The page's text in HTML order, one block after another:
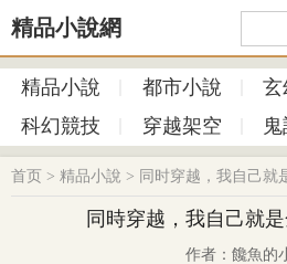
精品小說網
精品小說 都市小說 玄
科幻競技
穿越架空
首页 > 精品小說 > 同时穿越，我自己就
同時穿越，我自己就
作者：饞魚的